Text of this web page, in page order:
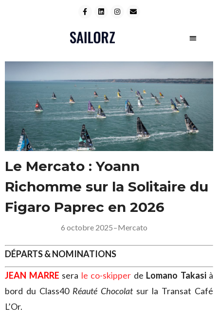
Le Mercato : Yoann
Richomme sur la Solitaire du
Figaro Paprec en 2026
6 octobre 2025–Mercato
DÉPARTS & NOMINATIONS
JEAN MARRE sera le co-skipper de Lomano Takasià
bord du Class40 Réauté Chocolatsur la Transat Café
L’Or.